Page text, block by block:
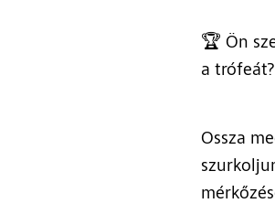
🏆 Ön
a trófeát?
Ossza